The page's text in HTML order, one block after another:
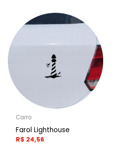
Carro
Farol Lighthouse
R$ 24,56